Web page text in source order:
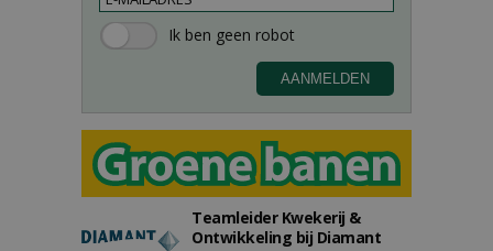
Teamleider Kwekerij &
Ontwikkeling bij Diamant